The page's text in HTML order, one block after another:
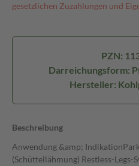
gesetzlichen Zuzahlungen und
PZN:
Darreichungsform:
Hersteller:
Beschreibung
Anwendung &amp;
(Schüttellähmung) Restless-Legs-